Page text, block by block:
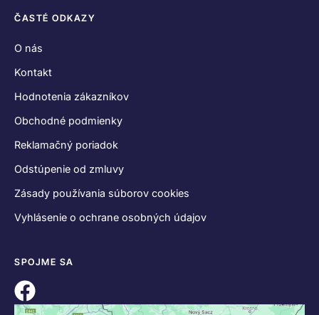
ČASTÉ ODKAZY
O nás
Kontakt
Hodnotenia zákazníkov
Obchodné podmienky
Reklamačný poriadok
Odstúpenie od zmluvy
Zásady používania súborov cookies
Vyhlásenie o ochrane osobných údajov
SPOJME SA